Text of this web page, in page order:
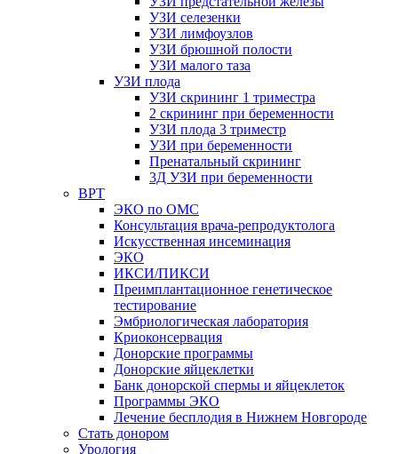
УЗИ селезенки
УЗИ лимфоузлов
УЗИ брюшной полости
УЗИ малого таза
УЗИ плода
УЗИ скрининг 1 триместра
2 скрининг при беременности
УЗИ плода 3 триместр
УЗИ при беременности
Пренатальный скрининг
3Д УЗИ при беременности
ВРТ
ЭКО по ОМС
Консультация врача-репродуктолога
Искусственная инсеминация
ЭКО
ИКСИ/ПИКСИ
Преимплантационное генетическое
тестирование
Эмбриологическая лаборатория
Криоконсервация
Донорские программы
Донорские яйцеклетки
Банк донорской спермы и яйцеклеток
Программы ЭКО
Лечение бесплодия в Нижнем Новгороде
Стать донором
Урология